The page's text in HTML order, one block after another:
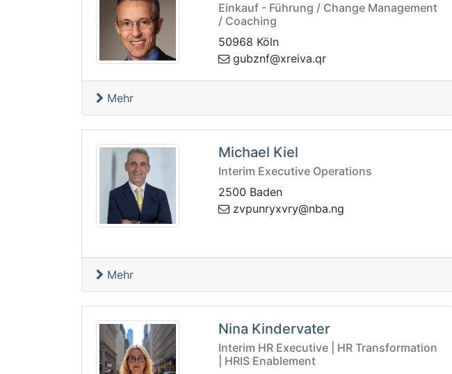
Einkauf - Führung / Change Management
/ Coaching
50968 Köln
rq.avierx@f
nzbug
Mehr
Michael Kiel
Interim Executive Operations
2500 Baden
gn.abn@
yrvxyrnupvz
Mehr
Nina Kindervater
Interim HR Executive | HR Transformation
| HRIS Enablement